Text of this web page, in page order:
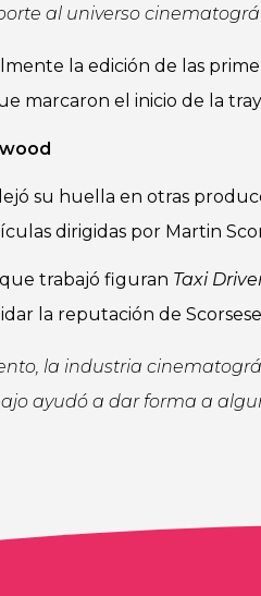
al universo
la edición de las
marcaron el inicio de la
su huella en otras
dirigidas por Martin
trabajó figuran Taxi
la reputación de
la industria
ayudó a dar forma a